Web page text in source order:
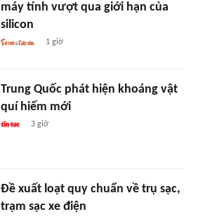
máy tính vượt qua giới hạn của
silicon
1 giờ
Trung Quốc phát hiện khoáng vật
quí hiếm mới
3 giờ
Đề xuất loạt quy chuẩn về trụ sạc,
trạm sạc xe điện